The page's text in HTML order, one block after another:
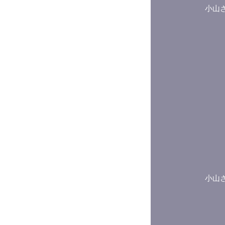
小山
小山